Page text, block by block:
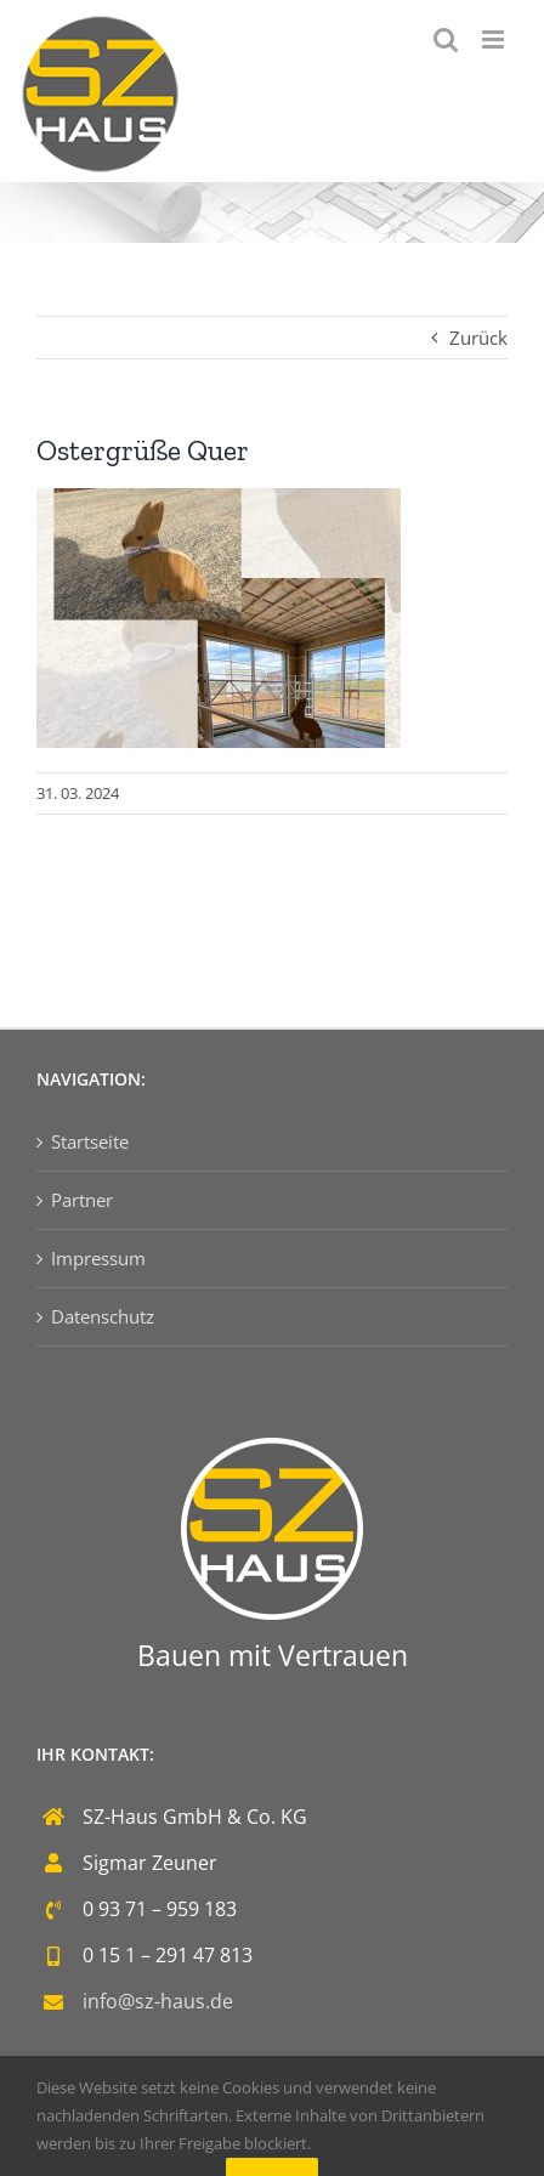
Inhalt
springen
Zurück
Ostergrüße Quer
31. 03. 2024
NAVIGATION:
Startseite
Partner
Impressum
Datenschutz
Bauen mit Vertrauen
IHR KONTAKT:
SZ-Haus GmbH & Co. KG
Sigmar Zeuner
0 93 71 – 959 183
0 15 1 – 291 47 813
info@sz-haus.de
Copyright 2020 SZ-Haus GmbH & Co. KG | Powered by
Diese Website setzt keine Cookies und verwendet keine
nachladenden Schriftarten. Externe Inhalte von Drittanbietern
werden bis zu Ihrer Freigabe blockiert.